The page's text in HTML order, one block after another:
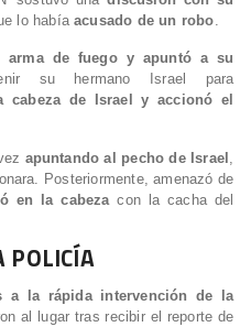
lo había acusado de un robo.
arma de fuego y apuntó a su
su hermano Israel para
cabeza de Israel y accionó el
apuntando al pecho de Israel ,
Posteriormente, amenazó de
en la cabeza con la cacha del
POLICÍA
a la rápida intervención de la
al lugar tras recibir el reporte de